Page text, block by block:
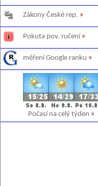
Zákony České rep. »
Pokuta pov. ručení »
měření Google ranku »
Počasí na celý týden »